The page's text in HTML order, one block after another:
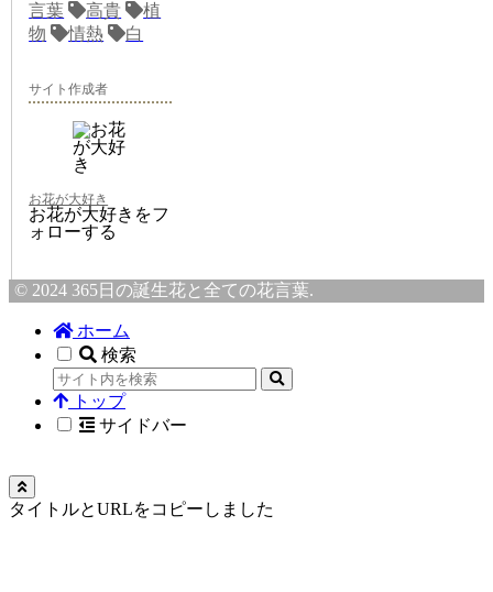
言葉
高貴
植
物
情熱 白
サイト作成者
お花が大好き
お花が大好きをフ
ォローする
© 2024 365日の誕生花と全ての花言葉.
ホーム
検索
トップ
サイドバー
タイトルとURLをコピーしました